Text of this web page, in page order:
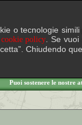
Puoi sostenere le nostre
o tecnologie
cookie policy . Se
Chiudendo